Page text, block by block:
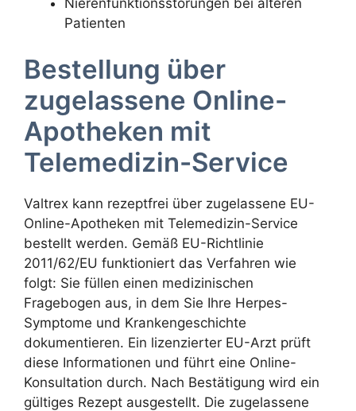
Nierenfunktionsstörungen bei älteren
Patienten
Bestellung über
zugelassene Online-
Apotheken mit
Telemedizin-Service
Valtrex kann rezeptfrei über zugelassene EU-
Online-Apotheken mit Telemedizin-Service
bestellt werden. Gemäß EU-Richtlinie
2011/62/EU funktioniert das Verfahren wie
folgt: Sie füllen einen medizinischen
Fragebogen aus, in dem Sie Ihre Herpes-
Symptome und Krankengeschichte
dokumentieren. Ein lizenzierter EU-Arzt prüft
diese Informationen und führt eine Online-
Konsultation durch. Nach Bestätigung wird ein
gültiges Rezept ausgestellt. Die zugelassene